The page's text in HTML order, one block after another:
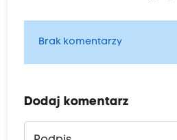
Brak komentarzy
Dodaj komentarz